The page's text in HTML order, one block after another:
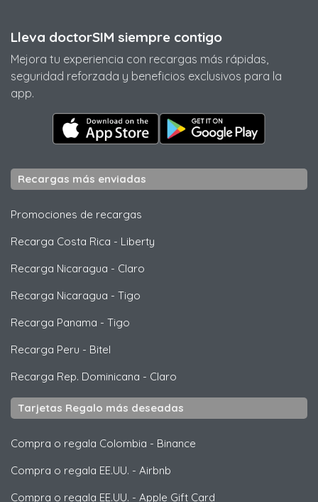
Lleva doctorSIM siempre contigo
Mejora tu experiencia con recargas más rápidas,
seguridad reforzada y beneficios exclusivos para la
app.
Recargas más enviadas
Promociones de recargas
Recarga Costa Rica - Liberty
Recarga Nicaragua - Claro
Recarga Nicaragua - Tigo
Recarga Panama - Tigo
Recarga Peru - Bitel
Recarga Rep. Dominicana - Claro
Tarjetas Regalo más deseadas
Compra o regala Colombia - Binance
Compra o regala EE.UU. - Airbnb
Compra o regala EE.UU. - Apple Gift Card